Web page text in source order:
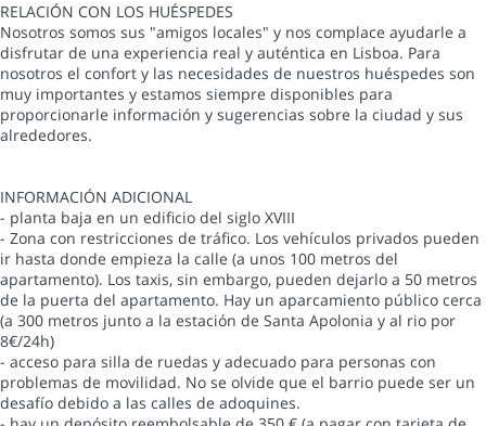
RELACIÓN CON LOS HUÉSPEDES
Nosotros somos sus "amigos locales" y nos complace ayudarle a
disfrutar de una experiencia real y auténtica en Lisboa. Para
nosotros el confort y las necesidades de nuestros huéspedes son
muy importantes y estamos siempre disponibles para
proporcionarle información y sugerencias sobre la ciudad y sus
alrededores.
INFORMACIÓN ADICIONAL
- planta baja en un edificio del siglo XVIII
- Zona con restricciones de tráfico. Los vehículos privados pueden
ir hasta donde empieza la calle (a unos 100 metros del
apartamento). Los taxis, sin embargo, pueden dejarlo a 50 metros
de la puerta del apartamento. Hay un aparcamiento público cerca
(a 300 metros junto a la estación de Santa Apolonia y al rio por
8€/24h)
- acceso para silla de ruedas y adecuado para personas con
problemas de movilidad. No se olvide que el barrio puede ser un
desafío debido a las calles de adoquines.